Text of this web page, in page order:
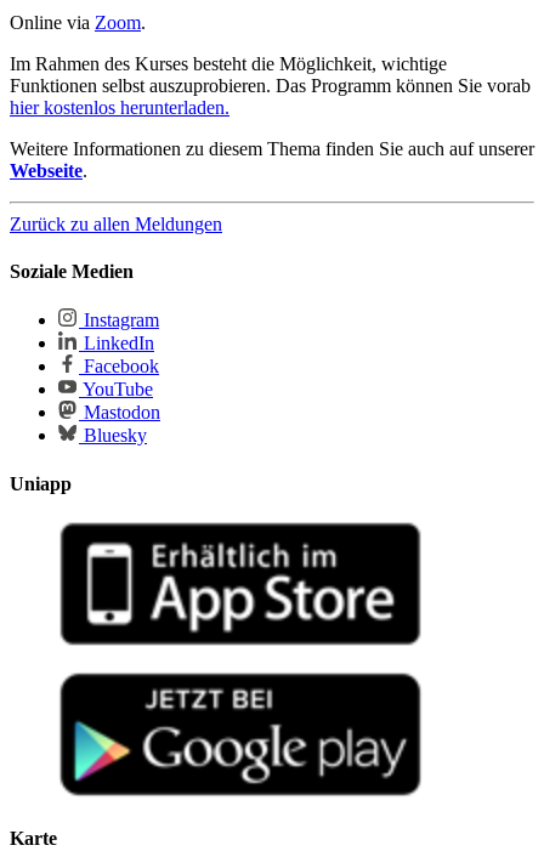
Online via Zoom.
Im Rahmen des Kurses besteht die Möglichkeit, wichtige
Funktionen selbst auszuprobieren. Das Programm können Sie vorab
hier kostenlos herunterladen.
Weitere Informationen zu diesem Thema finden Sie auch auf unserer
Webseite.
Zurück zu allen Meldungen
Soziale Medien
Instagram
LinkedIn
Facebook
YouTube
Mastodon
Bluesky
Uniapp
Karte